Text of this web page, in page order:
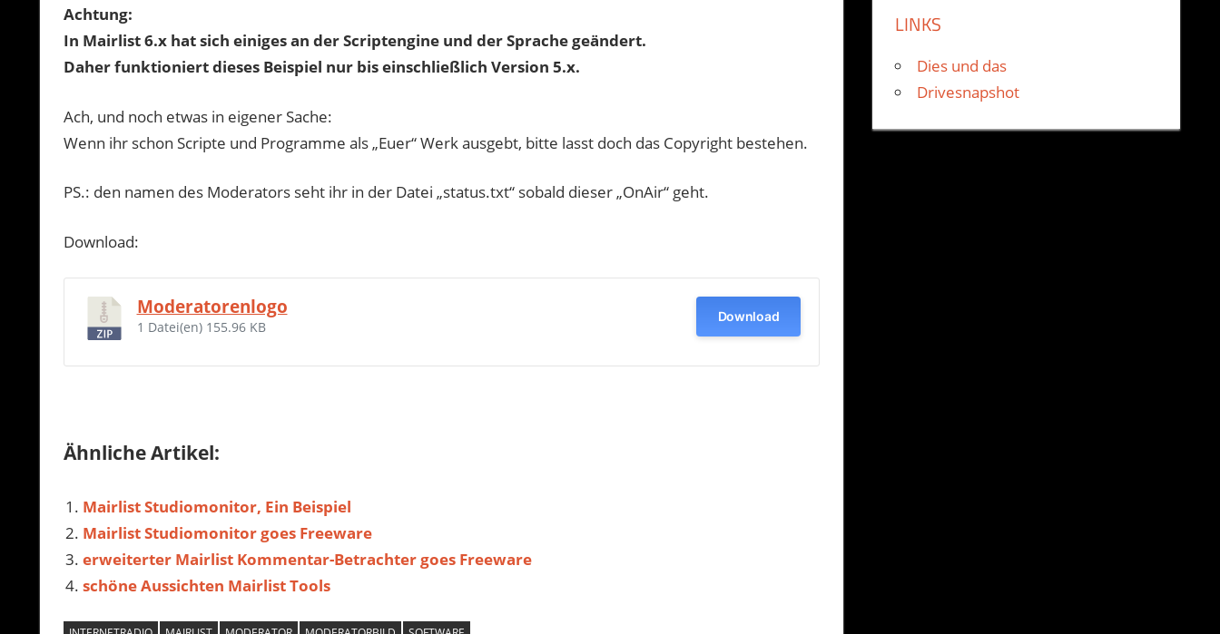
Achtung:
In Mairlist 6.x hat sich einiges an der Scriptengine und der Sprache geändert.
Daher funktioniert dieses Beispiel nur bis einschließlich Version 5.x.
Ach, und noch etwas in eigener Sache:
Wenn ihr schon Scripte und Programme als „Euer“ Werk ausgebt, bitte lasst doch das Copyright bestehen.
PS.: den namen des Moderators seht ihr in der Datei „status.txt“ sobald dieser „OnAir“ geht.
Download:
Moderatorenlogo
1 Datei(en) 155.96 KB
Download
Ähnliche Artikel:
Mairlist Studiomonitor, Ein Beispiel
Mairlist Studiomonitor goes Freeware
erweiterter Mairlist Kommentar-Betrachter goes Freeware
schöne Aussichten Mairlist Tools
LINKS
Dies und das
Drivesnapshot